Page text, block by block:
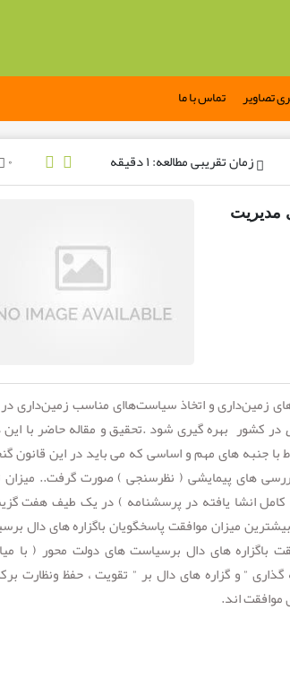
تصاویر تماس با ما
زمان تقریبی مطالعه: ۱ دقیقه ۰
مدیریت
زمین‌داری و اتخاذ سیاست‌هاای مناسب زمین‌داری در
در کشور بهره گیری شود .تحقیق و مقاله حاضر با
با جنبه های مهم و اساسی که می باید در این قانون
های پیمایشی ( نظرسنجی ) صورت گرفت.. میزان
انشا یافته در پرسشنامه ) در یک طیف هفت
میزان موافقت پاسخگویان باگزاره های دال
۷۵/۶) وکمترین میزان موافقت باگزاره های دال برسیاست های دولت محور (
گذاری ” و گزاره های دال بر ” تقویت ، حفظ ونظارت
موافقت اند.